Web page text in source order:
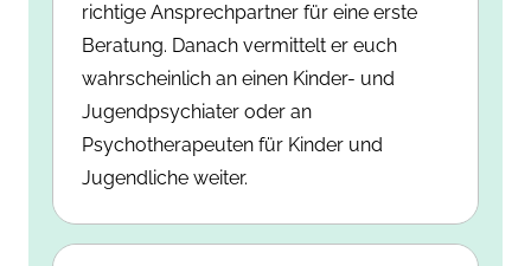
richtige Ansprechpartner für eine erste
Beratung. Danach vermittelt er euch
wahrscheinlich an einen Kinder- und
Jugendpsychiater oder an
Psychotherapeuten für Kinder und
Jugendliche weiter.